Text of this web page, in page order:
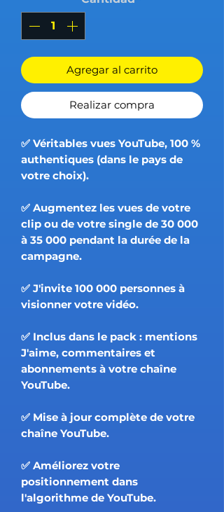
Agregar al carrito
Realizar compra
✅ Véritables vues YouTube, 100 %
authentiques (dans le pays de
votre choix).
✅ Augmentez les vues de votre
clip ou de votre single de 30 000
à 35 000 pendant la durée de la
campagne.
✅ J'invite 100 000 personnes à
visionner votre vidéo.
✅ Inclus dans le pack : mentions
J'aime, commentaires et
abonnements à votre chaîne
YouTube.
✅ Mise à jour complète de votre
chaîne YouTube.
✅ Améliorez votre
positionnement dans
l'algorithme de YouTube.